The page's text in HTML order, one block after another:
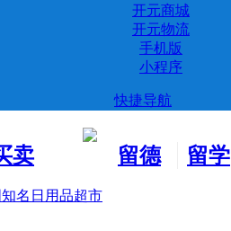
开元商城
开元物流
手机版
小程序
快捷导航
卖
留德
留学
名日用品超市